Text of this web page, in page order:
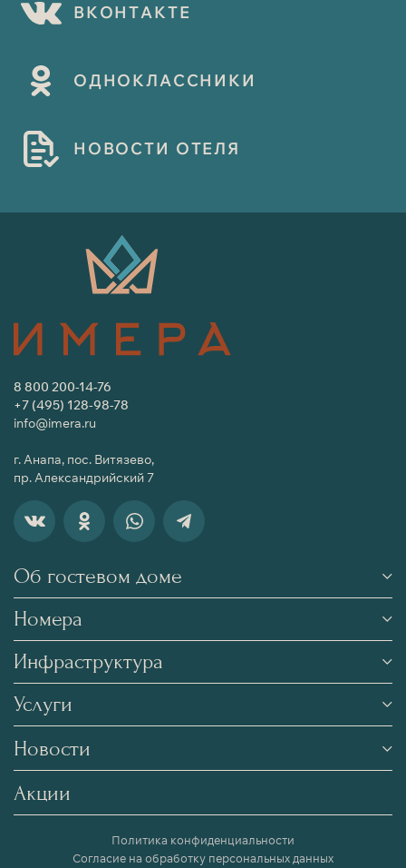
ВКОНТАКТЕ
ОДНОКЛАССН И КИ
Н ОВОСТИ ОТЕЛЯ
8 800 200-14-76
+7 (495) 128-98-78
info@imera.ru
г. Анапа, пос. Витязево,
пр. Александрийский 7
Об гостевом доме
Номера
Инфраструктура
Услуги
Новости
Акции
Политика конфиденциальности
Согласие на обработку персональных данных